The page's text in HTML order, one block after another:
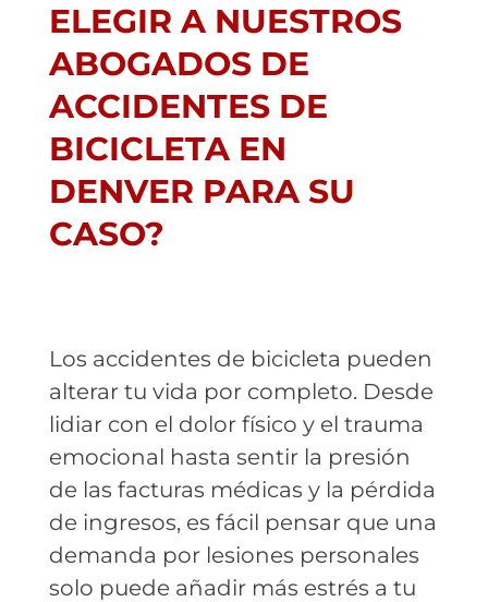
ELEGIR A NUESTROS
ABOGADOS DE
ACCIDENTES DE
BICICLETA EN
DENVER PARA SU
CASO?
Los accidentes de bicicleta pueden
alterar tu vida por completo. Desde
lidiar con el dolor físico y el trauma
emocional hasta sentir la presión
de las facturas médicas y la pérdida
de ingresos, es fácil pensar que una
demanda por lesiones personales
solo puede añadir más estrés a tu